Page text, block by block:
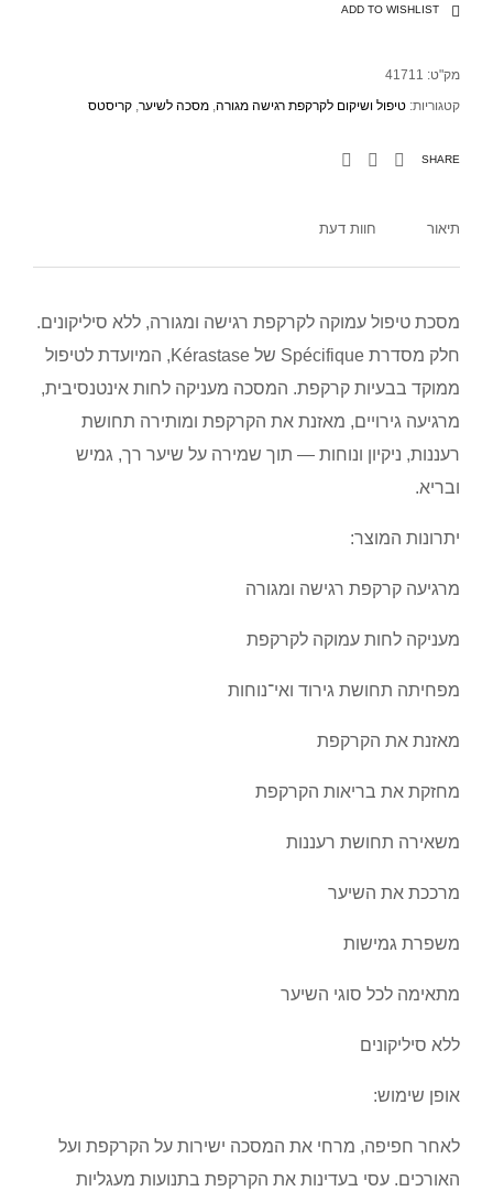
ADD TO WISHLIST
מק"ט: 41711
קטגוריות: טיפול ושיקום לקרקפת רגישה מגורה, מסכה לשיער, קריסטס
SHARE
תיאור חוות דעת
מסכת טיפול עמוקה לקרקפת רגישה ומגורה, ללא סיליקונים.
חלק מסדרת Spécifique של Kérastase, המיועדת לטיפול
ממוקד בבעיות קרקפת. המסכה מעניקה לחות אינטנסיבית,
מרגיעה גירויים, מאזנת את הקרקפת ומותירה תחושת
רעננות, ניקיון ונוחות — תוך שמירה על שיער רך, גמיש
ובריא.
יתרונות המוצר:
מרגיעה קרקפת רגישה ומגורה
מעניקה לחות עמוקה לקרקפת
מפחיתה תחושת גירוד ואי־נוחות
מאזנת את הקרקפת
מחזקת את בריאות הקרקפת
משאירה תחושת רעננות
מרככת את השיער
משפרת גמישות
מתאימה לכל סוגי השיער
ללא סיליקונים
אופן שימוש:
לאחר חפיפה, מרחי את המסכה ישירות על הקרקפת ועל
האורכים. עסי בעדינות את הקרקפת בתנועות מעגליות